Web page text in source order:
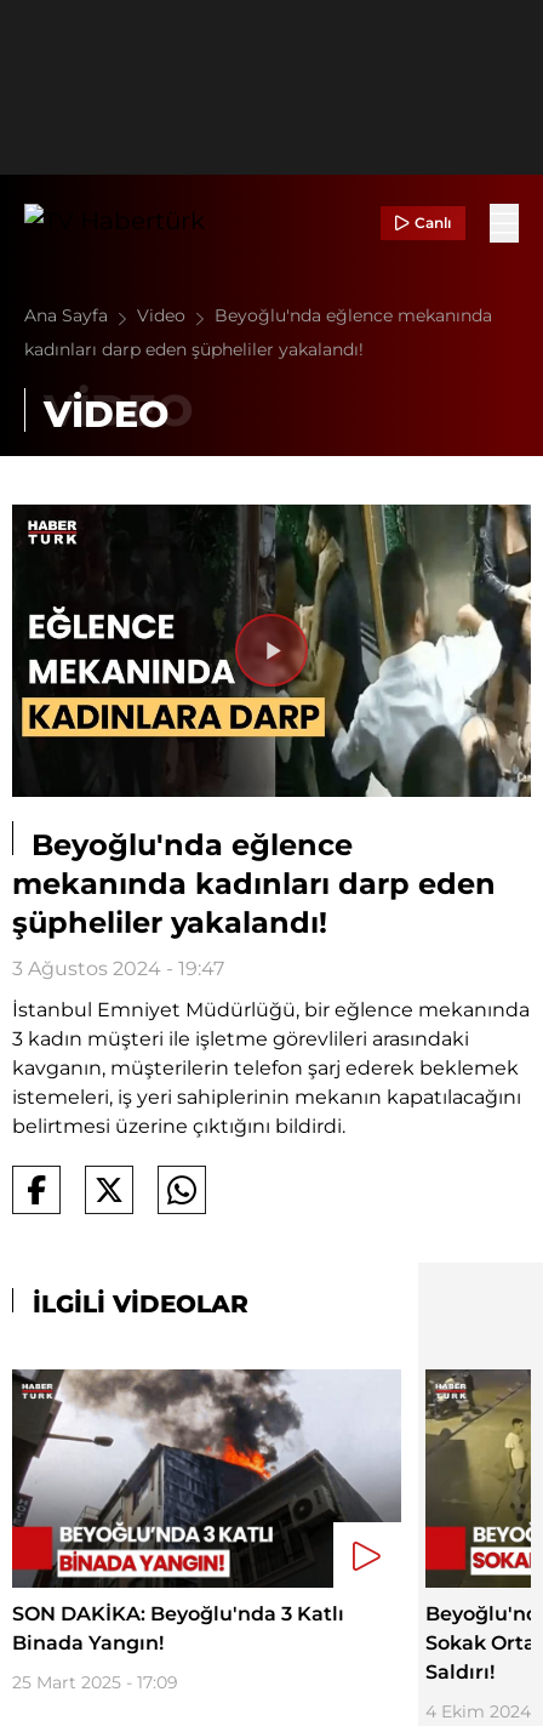
Canlı
Ana Sayfa Video
Beyoğlu'nda eğlence mekanında
kadınları darp eden şüpheliler yakalandı!
VİDEO
Videoyu
Oynat
Beyoğlu'nda eğlence
mekanında kadınları darp eden
şüpheliler yakalandı!
3 Ağustos 2024 - 19:47
İstanbul Emniyet Müdürlüğü, bir eğlence mekanında
3 kadın müşteri ile işletme görevlileri arasındaki
kavganın, müşterilerin telefon şarj ederek beklemek
istemeleri, iş yeri sahiplerinin mekanın kapatılacağını
belirtmesi üzerine çıktığını bildirdi.
İLGİLİ VİDEOLAR
SON DAKİKA: Beyoğlu'nda 3 Katlı
Binada Yangın!
25 Mart 2025 - 17:09
Sokak
Saldırı!
4 Ekim 2024 -